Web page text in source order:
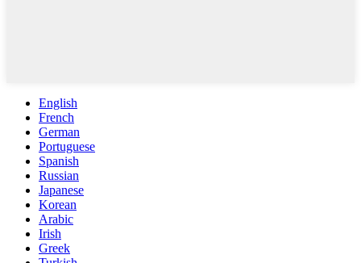
English
French
German
Portuguese
Spanish
Russian
Japanese
Korean
Arabic
Irish
Greek